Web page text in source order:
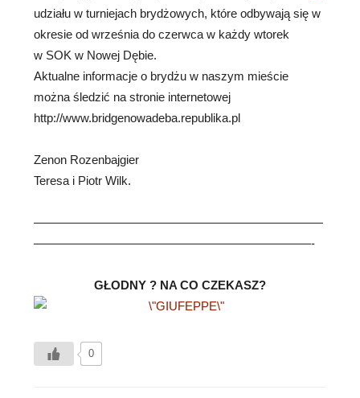
udziału w turniejach brydżowych, które odbywają się w
okresie od września do czerwca w każdy wtorek
w SOK w Nowej Dębie.
Aktualne informacje o brydżu w naszym mieście
można śledzić na stronie internetowej
http://www.bridgenowadeba.republika.pl
Zenon Rozenbajgier
Teresa i Piotr Wilk.
————————————————————————
———————————————————————-
GŁODNY ? NA CO CZEKASZ?
0